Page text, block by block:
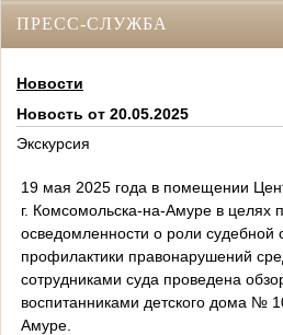
ПРЕСС-СЛУЖБА
Новости
Новость от 20.05.2025
Экскурсия
19 мая 2025 года в помещении
г. Комсомольска-на-Амуре в целях
осведомленности о роли судебной
профилактики правонарушений
сотрудниками суда проведена
воспитанниками детского дома №
Амуре.